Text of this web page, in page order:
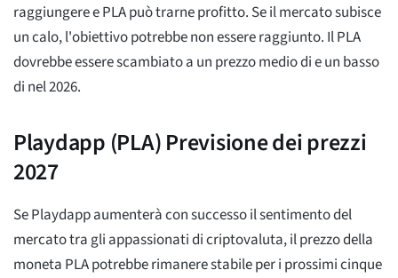
raggiungeree PLA può trarne profitto. Se il mercato subisce
un calo, l'obiettivo potrebbe non essere raggiunto. Il PLA
dovrebbe essere scambiato a un prezzo medio die un basso
di nel 2026.
Playdapp (PLA) Previsione dei prezzi
2027
Se Playdapp aumenterà con successo il sentimento del
mercato tra gli appassionati di criptovaluta, il prezzo della
moneta PLA potrebbe rimanere stabile per i prossimi cinque